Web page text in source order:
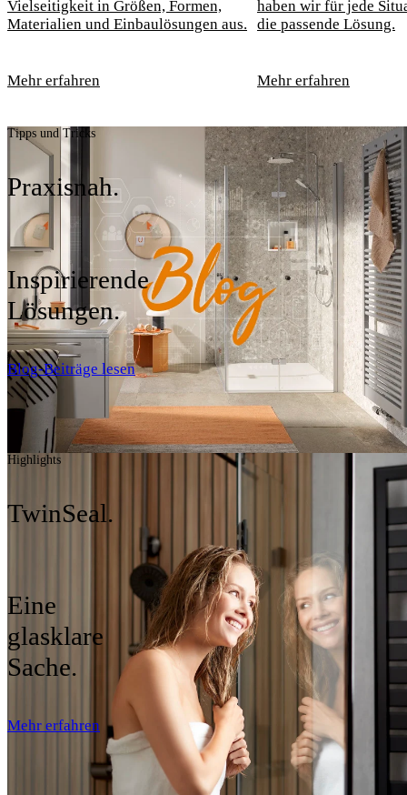
Vielseitigkeit in Größen, Formen,
Materialien und Einbaulösungen aus.
Mehr erfahren
haben wir für jede
die passende Lösung.
Mehr erfahren
Tipps und Tricks
Praxisnah.
Inspirierende
Lösungen.
Blog-Beiträge lesen
Highlights
TwinSeal.
Eine
glasklare
Sache.
Mehr erfahren